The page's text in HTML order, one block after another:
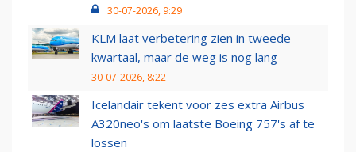
30-07-2026, 9:29
KLM laat verbetering zien in tweede
kwartaal, maar de weg is nog lang
30-07-2026, 8:22
Icelandair tekent voor zes extra Airbus
A320neo's om laatste Boeing 757's af te
lossen